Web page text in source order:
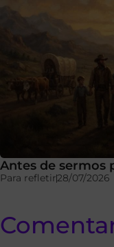
Antes de sermos
Para refletir28/07/2026